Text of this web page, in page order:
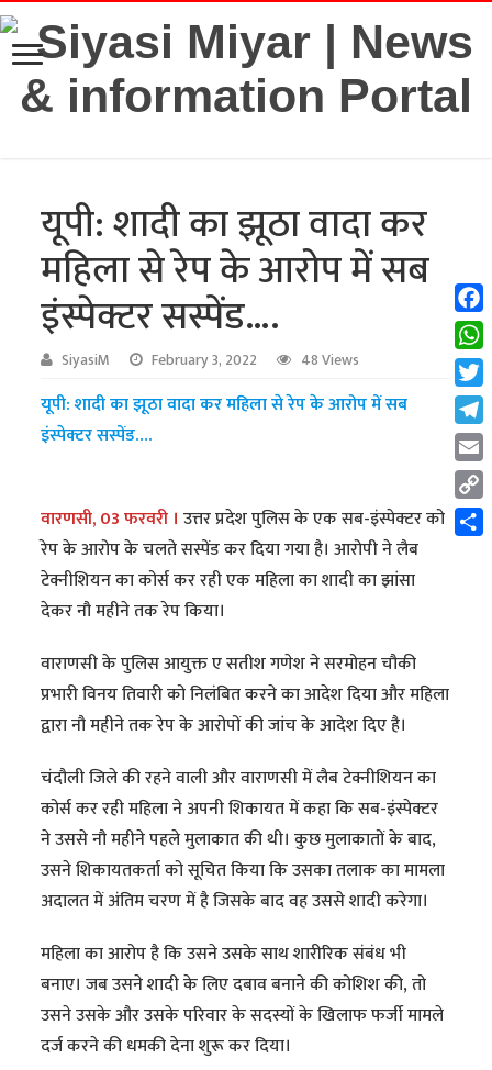
यूपी: शादी का झूठा वादा कर
महिला से रेप के आरोप में सब
इंस्पेक्टर सस्पेंड….
SiyasiM February 3, 2022 48 Views
यूपी: शादी का झूठा वादा कर महिला से रेप के आरोप में सब
इंस्पेक्टर सस्पेंड….
वारणसी, 03 फरवरी । उत्तर प्रदेश पुलिस के एक सब-इंस्पेक्टर को
रेप के आरोप के चलते सस्पेंड कर दिया गया है। आरोपी ने लैब
टेक्नीशियन का कोर्स कर रही एक महिला का शादी का झांसा
देकर नौ महीने तक रेप किया।
वाराणसी के पुलिस आयुक्त ए सतीश गणेश ने सरमोहन चौकी
प्रभारी विनय तिवारी को निलंबित करने का आदेश दिया और महिला
द्वारा नौ महीने तक रेप के आरोपों की जांच के आदेश दिए है।
चंदौली जिले की रहने वाली और वाराणसी में लैब टेक्नीशियन का
कोर्स कर रही महिला ने अपनी शिकायत में कहा कि सब-इंस्पेक्टर
ने उससे नौ महीने पहले मुलाकात की थी। कुछ मुलाकातों के बाद,
उसने शिकायतकर्ता को सूचित किया कि उसका तलाक का मामला
अदालत में अंतिम चरण में है जिसके बाद वह उससे शादी करेगा।
महिला का आरोप है कि उसने उसके साथ शारीरिक संबंध भी
बनाए। जब उसने शादी के लिए दबाव बनाने की कोशिश की, तो
उसने उसके और उसके परिवार के सदस्यों के खिलाफ फर्जी मामले
दर्ज करने की धमकी देना शुरू कर दिया।
Copy
Link